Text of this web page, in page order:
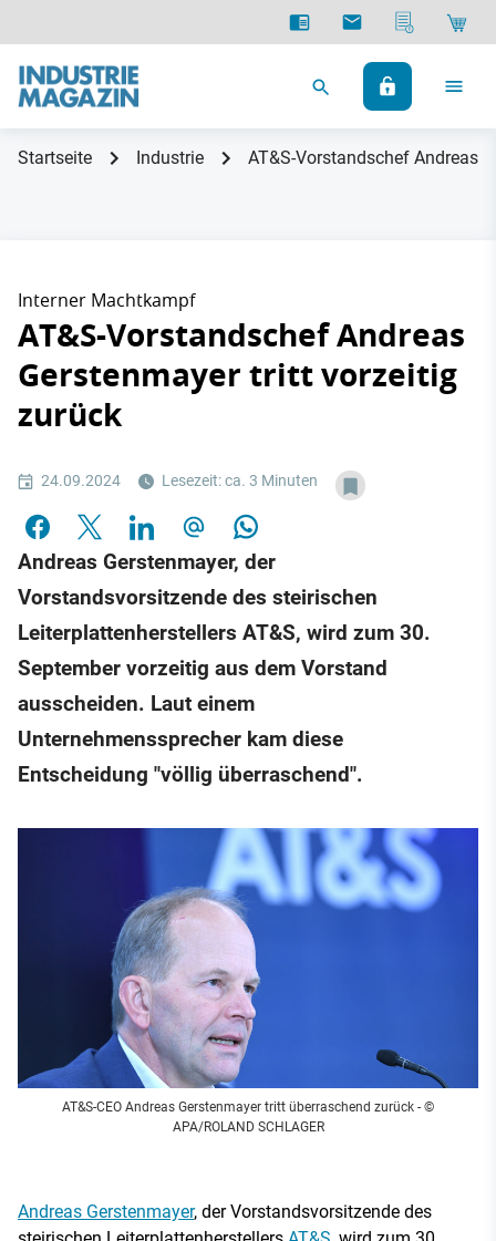
Startseite Industrie AT&S-Vorstandschef Andreas
Interner Machtkampf
AT&S-Vorstandschef Andreas
Gerstenmayer tritt vorzeitig
zurück
24.09.2024 Lesezeit: ca. 3 Minuten
Andreas Gerstenmayer, der
Vorstandsvorsitzende des steirischen
Leiterplattenherstellers AT&S, wird zum 30.
September vorzeitig aus dem Vorstand
ausscheiden. Laut einem
Unternehmenssprecher kam diese
Entscheidung "völlig überraschend".
AT&S-CEO Andreas Gerstenmayer tritt überraschend zurück - ©
APA/ROLAND SCHLAGER
Andreas Gerstenmayer, der Vorstandsvorsitzende des